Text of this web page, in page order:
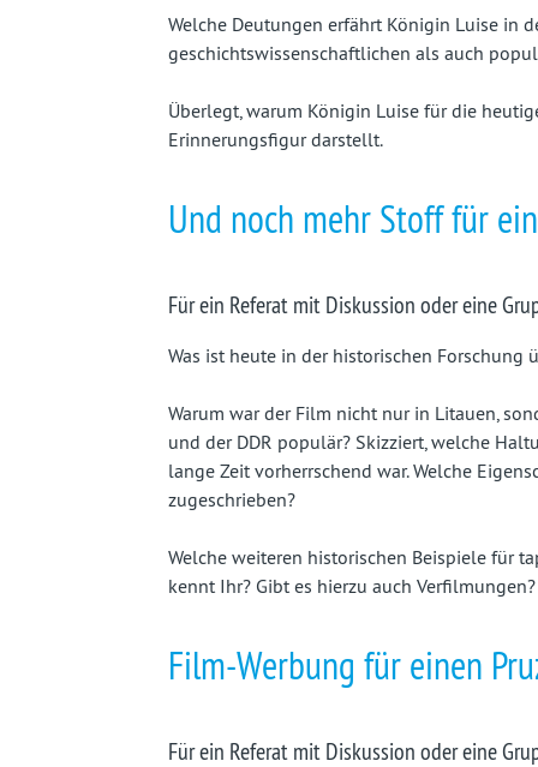
Welche Deutungen erfährt Königin Luise in
geschichtswissenschaftlichen als auch
Überlegt, warum Königin Luise für die
Erinnerungsfigur darstellt.
Und noch mehr Stoff für
Für ein Referat mit Diskussion oder eine
Was ist heute in der historischen Forschung
Warum war der Film nicht nur in Litauen,
und der DDR populär? Skizziert, welche
lange Zeit vorherrschend war. Welche
zugeschrieben?
Welche weiteren historischen Beispiele für
kennt Ihr? Gibt es hierzu auch Verfilmungen?
Film-Werbung für einen
Für ein Referat mit Diskussion oder eine